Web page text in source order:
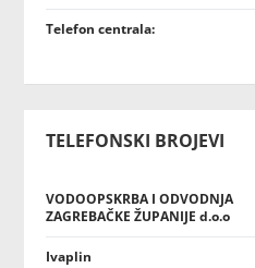
Telefon centrala:
TELEFONSKI BROJEVI
VODOOPSKRBA I ODVODNJA
ZAGREBAČKE ŽUPANIJE d.o.o
Ivaplin